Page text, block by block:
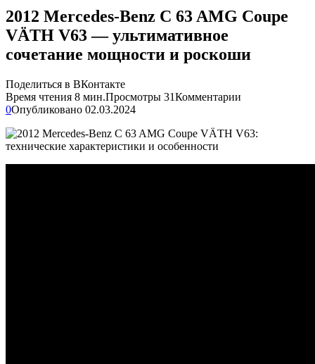
2012 Mercedes-Benz C 63 AMG Coupe
VÄTH V63 — ультимативное
сочетание мощности и роскоши
Поделиться в ВКонтакте
Время чтения 8 мин.Просмотры 31Комментарии
0Опубликовано 02.03.2024